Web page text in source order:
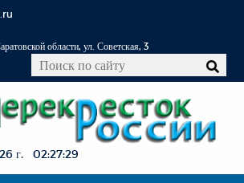
области, ул. Советская, 3
г. 02:27:30